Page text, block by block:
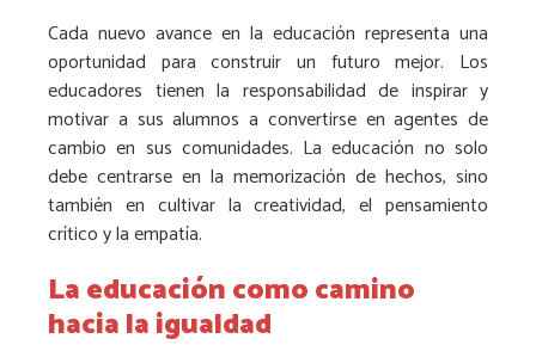
Cada nuevo avance en la educación representa una
oportunidad para construir un futuro mejor. Los
educadores tienen la responsabilidad de inspirar y
motivar a sus alumnos a convertirse en agentes de
cambio en sus comunidades. La educación no solo
debe centrarse en la memorización de hechos, sino
también en cultivar la creatividad, el pensamiento
crítico y la empatía.
La educación como camino
hacia la igualdad